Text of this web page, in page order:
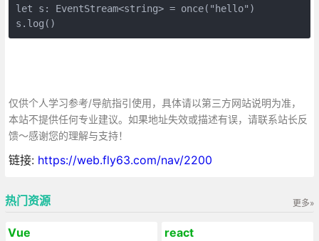
let s: EventStream<string> = once("hello")
s.log()
仅供个人学习参考/导航指引使用，具体请以第三方网站说明为准，
本站不提供任何专业建议。如果地址失效或描述有误，请联系站长反
馈～感谢您的理解与支持！
链接: https://web.fly63.com/nav/2200
更多»
热门资源
Vue react